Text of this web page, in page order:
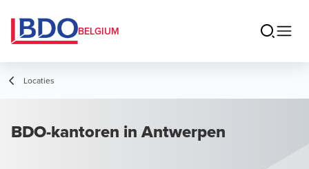
BELGIUM
Locaties
BDO-kantoren in Antwerpen